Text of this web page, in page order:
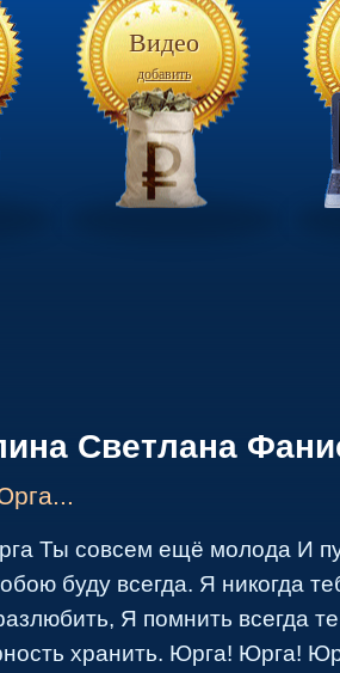
Видео
добавить
Светлана
Ты совсем ещё молода И
буду всегда. Я никогда
Я помнить всегда
хранить. Юрга! Юрга!